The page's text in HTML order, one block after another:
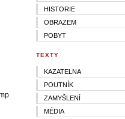
HISTORIE
OBRAZEM
POBYT
TEXTY
KAZATELNA
POUTNÍK
ZAMYŠLENÍ
MÉDIA